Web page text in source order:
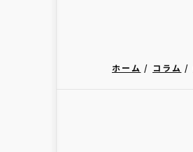
ホーム コラム